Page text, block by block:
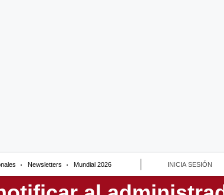
Newsletters Mundial 2026 INICIA SESIÓN